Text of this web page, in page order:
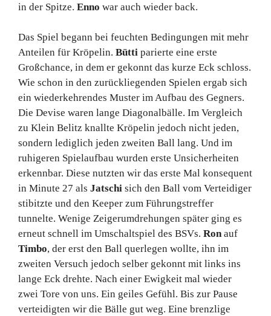
in der Spitze. Enno war auch wieder back.
Das Spiel begann bei feuchten Bedingungen mit mehr
Anteilen für Kröpelin. Bütti parierte eine erste
Großchance, in dem er gekonnt das kurze Eck schloss.
Wie schon in den zurückliegenden Spielen ergab sich
ein wiederkehrendes Muster im Aufbau des Gegners.
Die Devise waren lange Diagonalbälle. Im Vergleich
zu Klein Belitz knallte Kröpelin jedoch nicht jeden,
sondern lediglich jeden zweiten Ball lang. Und im
ruhigeren Spielaufbau wurden erste Unsicherheiten
erkennbar. Diese nutzten wir das erste Mal konsequent
in Minute 27 als Jatschi sich den Ball vom Verteidiger
stibitzte und den Keeper zum Führungstreffer
tunnelte. Wenige Zeigerumdrehungen später ging es
erneut schnell im Umschaltspiel des BSVs. Ronauf
Timbo, der erst den Ball querlegen wollte, ihn im
zweiten Versuch jedoch selber gekonnt mit links ins
lange Eck drehte. Nach einer Ewigkeit mal wieder
zwei Tore von uns. Ein geiles Gefühl. Bis zur Pause
verteidigten wir die Bälle gut weg. Eine brenzlige